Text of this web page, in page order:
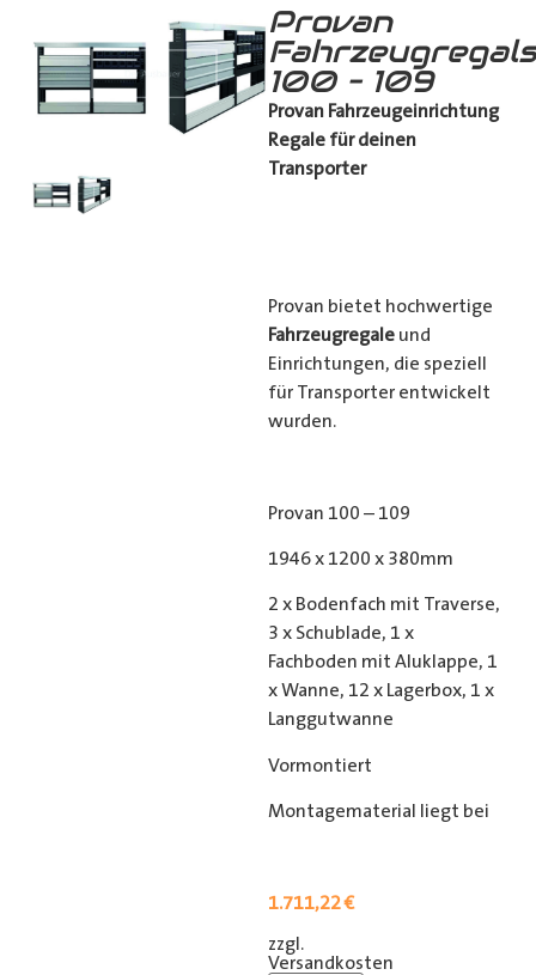
Provan
100 – 109
Provan Fahrzeugeinrichtung
Regale für deinen
Transporter
Provan bietet hochwertige
Fahrzeugregale und
Einrichtungen, die speziell
für Transporter entwickelt
wurden.
Provan 100 – 109
1946 x 1200 x 380mm
2 x Bodenfach mit Traverse,
3 x Schublade, 1 x
Fachboden mit Aluklappe, 1
x Wanne, 12 x Lagerbox, 1 x
Langgutwanne
Vormontiert
Montagematerial liegt bei
1.711,22€
zzgl.
Versandkosten